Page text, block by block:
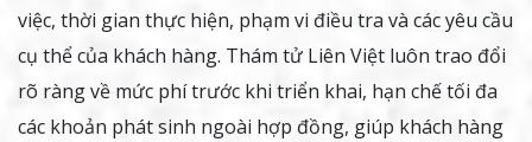
việc, thời gian thực hiện, phạm vi điều tra và các yêu cầu
cụ thể của khách hàng. Thám tử Liên Việt luôn trao đổi
rõ ràng về mức phí trước khi triển khai, hạn chế tối đa
các khoản phát sinh ngoài hợp đồng, giúp khách hàng